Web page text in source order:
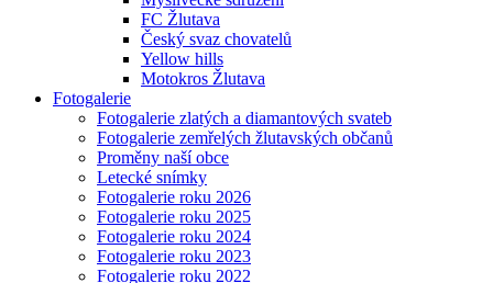
FC Žlutava
Český svaz chovatelů
Yellow hills
Motokros Žlutava
Fotogalerie
Fotogalerie zlatých a diamantových svateb
Fotogalerie zemřelých žlutavských občanů
Proměny naší obce
Letecké snímky
Fotogalerie roku 2026
Fotogalerie roku 2025
Fotogalerie roku 2024
Fotogalerie roku 2023
Fotogalerie roku 2022